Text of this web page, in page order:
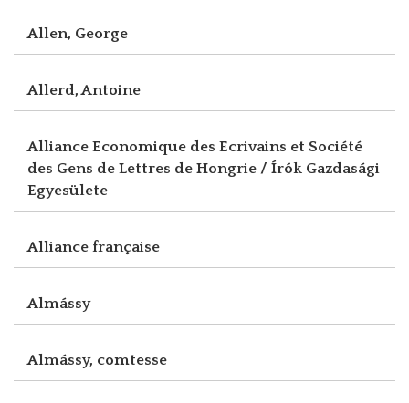
Allen, George
Allerd, Antoine
Alliance Economique des Ecrivains et Société
des Gens de Lettres de Hongrie / Írók Gazdasági
Egyesülete
Alliance française
Almássy
Almássy, comtesse